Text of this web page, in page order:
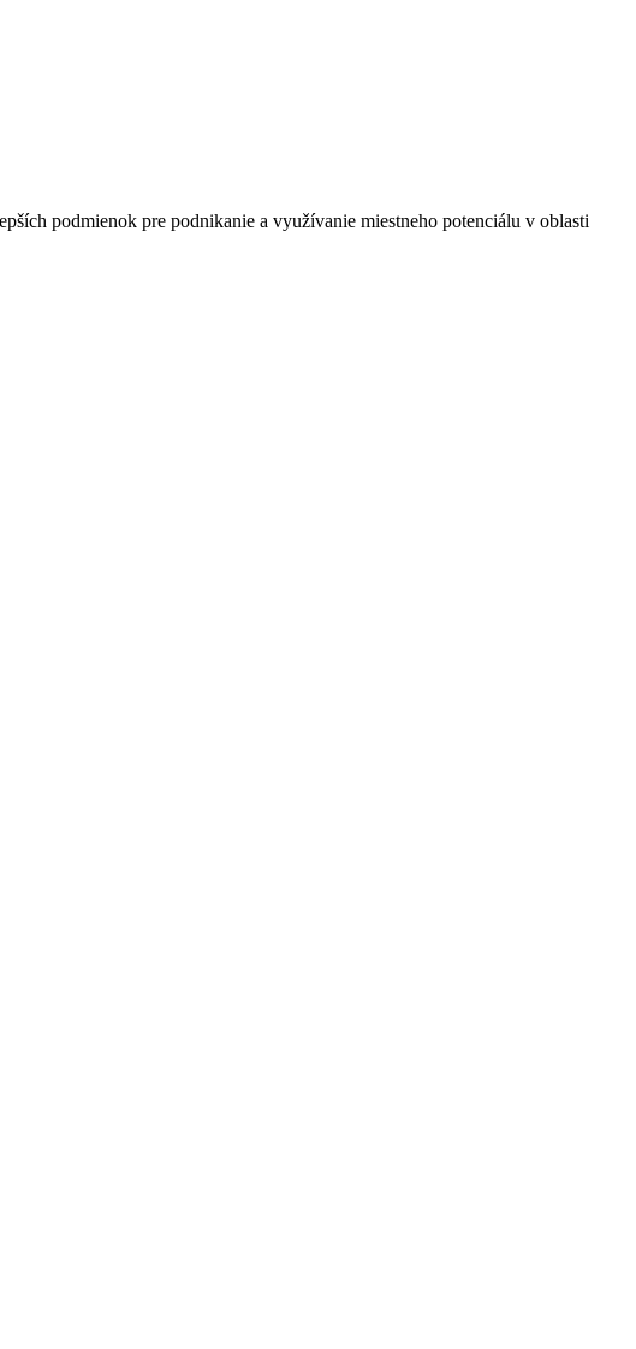
podmienok pre podnikanie a využívanie miestneho potenciálu v oblasti